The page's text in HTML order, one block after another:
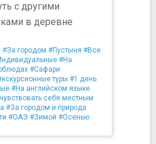
с другими
в деревне
#За городом #Пустыня #Все
#На
#Сафари
туры #1 день
#На английском языке
себя местным
#За городом и природа
#ОАЭ #Зимой #Осенью